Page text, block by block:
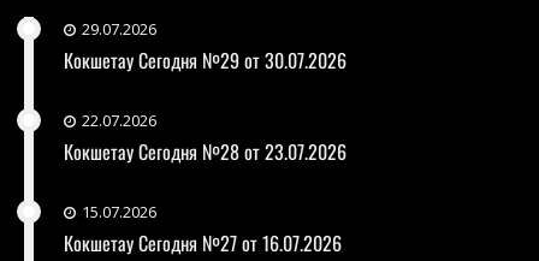
29.07.2026
Кокшетау Сегодня №29 от 30.07.2026
22.07.2026
Кокшетау Сегодня №28 от 23.07.2026
15.07.2026
Кокшетау Сегодня №27 от 16.07.2026